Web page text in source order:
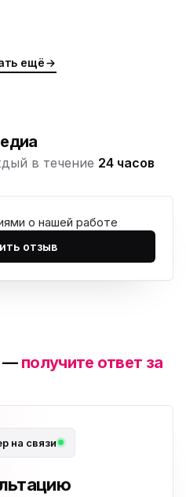
ещё
в течение 24 часов
о нашей работе
отзыв
— получите ответ за
на связи